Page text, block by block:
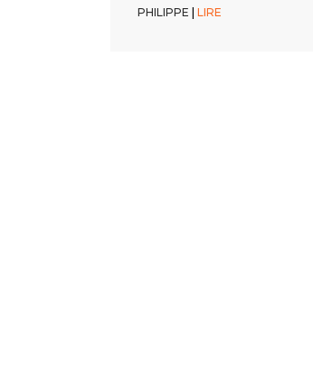
PHILIPPE LIRE
PHILIPPE LIRE
PHILIPPE LIRE